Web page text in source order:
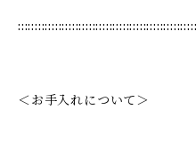
＜お手入れについて＞